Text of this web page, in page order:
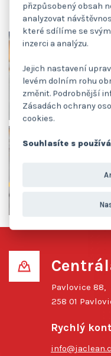
Pavlovice 88,
258 01
Rychlý
přizpůsobený obsah
analyzovat
které sdílíme se
inzerci a analýzu.
Jejich nastavení
levém dolním rohu
změnit. Podrobnější
Zásadách ochrany
cookies.
Souhlasíte s